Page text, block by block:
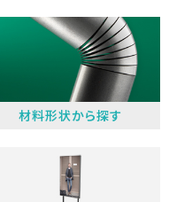
材料形状から探す